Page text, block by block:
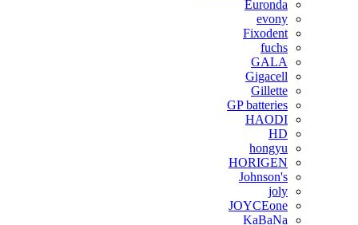
Euronda
evony
Fixodent
fuchs
GALA
Gigacell
Gillette
GP batteries
HAODI
HD
hongyu
HORIGEN
Johnson's
joly
JOYCEone
KaBaNa